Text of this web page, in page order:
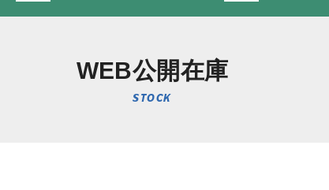
WEB公開在庫
STOCK